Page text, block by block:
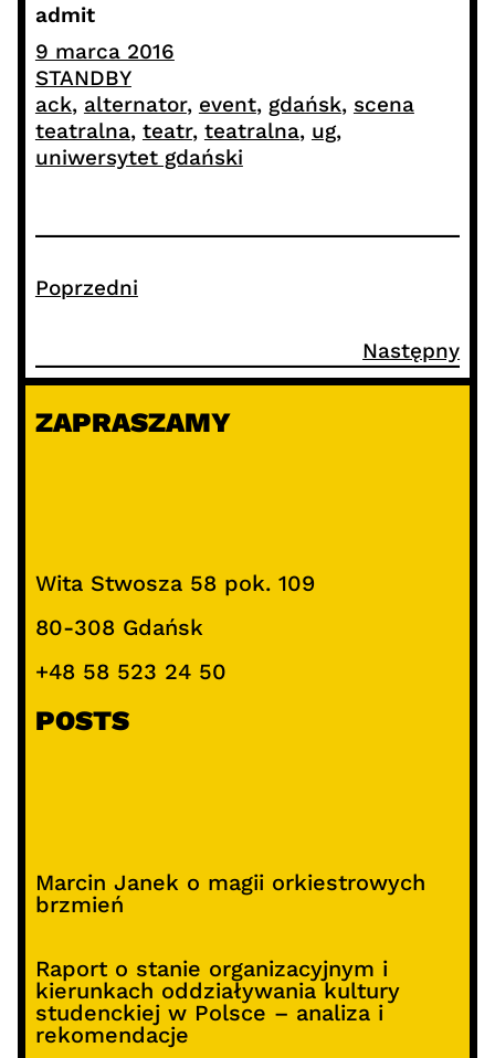
admit
9 marca 2016
STANDBY
ack, alternator, event, gdańsk, scena
teatralna, teatr, teatralna, ug ,
uniwersytet gdański
Poprzedni
Następny
ZAPRASZAMY
Wita Stwosza 58 pok. 109
80-308 Gdańsk
+48 58 523 24 50
POSTS
Marcin Janek o magii orkiestrowych
brzmień
Raport o stanie organizacyjnym i
kierunkach oddziaływania kultury
studenckiej w Polsce – analiza i
rekomendacje